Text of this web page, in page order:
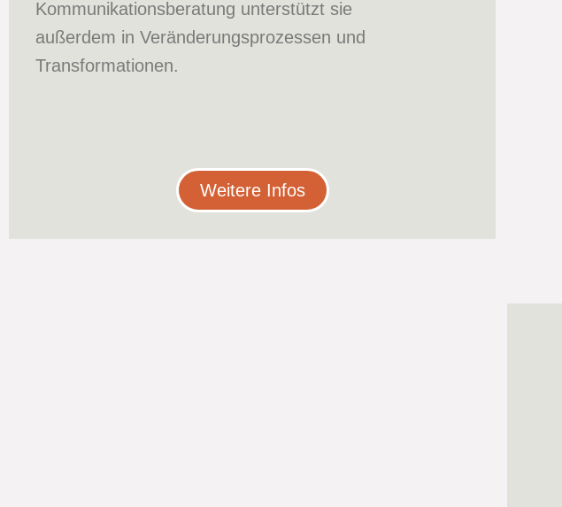
Kommunikationsberatung unterstützt sie
außerdem in Veränderungsprozessen und
Transformationen.
Weitere Infos